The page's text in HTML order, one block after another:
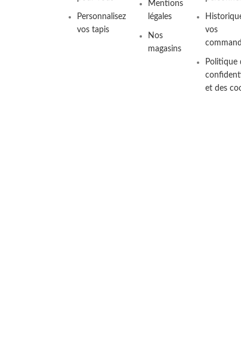
Personnalisez
vos tapis
Mentions
légales
Nos
magasins
vos
Politique
et des